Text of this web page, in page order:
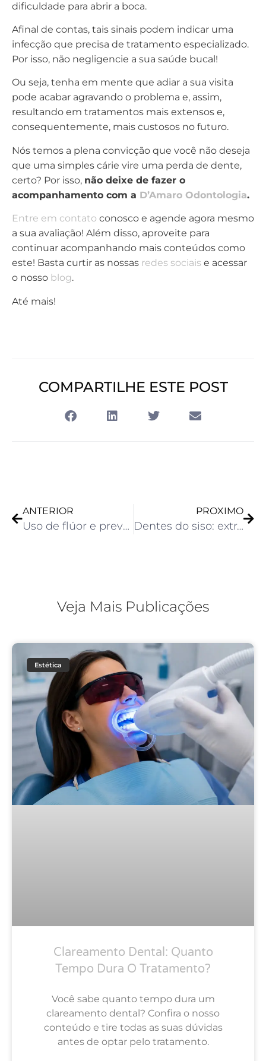
dificuldade para abrir a boca.
Afinal de contas, tais sinais podem indicar uma
infecção que precisa de tratamento especializado.
Por isso, não negligencie a sua saúde bucal!
Ou seja, tenha em mente que adiar a sua visita
pode acabar agravando o problema e, assim,
resultando em tratamentos mais extensos e,
consequentemente, mais custosos no futuro.
Nós temos a plena convicção que você não deseja
que uma simples cárie vire uma perda de dente,
certo? Por isso, não deixe de fazer o
acompanhamento com a D’Amaro Odontologia.
Entre em contato conosco e agende agora mesmo
a sua avaliação! Além disso, aproveite para
continuar acompanhando mais conteúdos como
este! Basta curtir as nossas redes sociais e acessar
o nosso blog.
Até mais!
COMPARTILHE ESTE POST
ANTERIOR
Uso de flúor e prevenção de cáries em crianças: mito ou verdade?
PROXIMO
Dentes do siso: extrair ou não? Quando é realmente necessário?
Veja Mais Publicações
Estética
Clareamento Dental: Quanto
Tempo Dura O Tratamento?
Você sabe quanto tempo dura um
clareamento dental? Confira o nosso
conteúdo e tire todas as suas dúvidas
antes de optar pelo tratamento.